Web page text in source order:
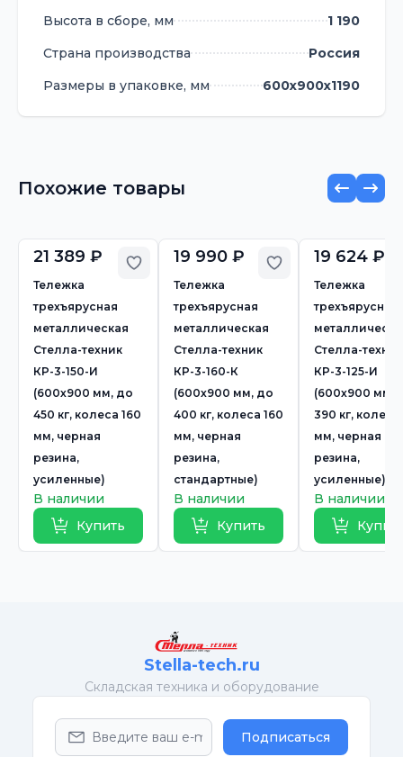
Высота в сборе, мм
1 190
Страна производства
Россия
Размеры в упаковке, мм
600х900х1190
Похожие товары
Добавить в избранное
21 389 ₽
Тележка
трехъярусная
металлическая
Стелла-техник
КР-3-150-И
(600х900 мм, до
450 кг, колеса 160
мм, черная
резина,
усиленные)
В наличии
Купить
Добавить в
19 990 ₽
Тележка
трехъярусная
металлическая
Стелла-техник
КР-3-160-К
(600х900 мм, до
400 кг, колеса 160
мм, черная
резина,
стандартные)
В наличии
Купить
19 624 ₽
Тележка
трехъярусная
Стелла-техник
КР-3-125-И
(600х900 мм,
390 кг, колеса
мм, черная
резина,
усиленные)
В наличии
Stella-tech.ru
Cкладская техника и оборудование
Подписаться